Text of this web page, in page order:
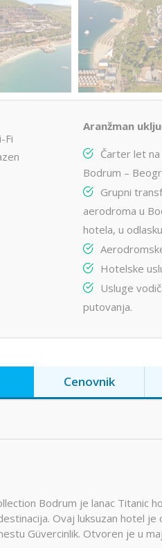
Fi
Aranžman
Čarter let
Bodrum –
Grupni
aerodroma u
hotela, u
Hotelske
Usluge
putovanja.
Cenovnik
Bodrum je lanac Titanic
Ovaj luksuzan hotel
Güvercinlik. Otvoren je u